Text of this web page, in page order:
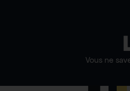
Vous ne